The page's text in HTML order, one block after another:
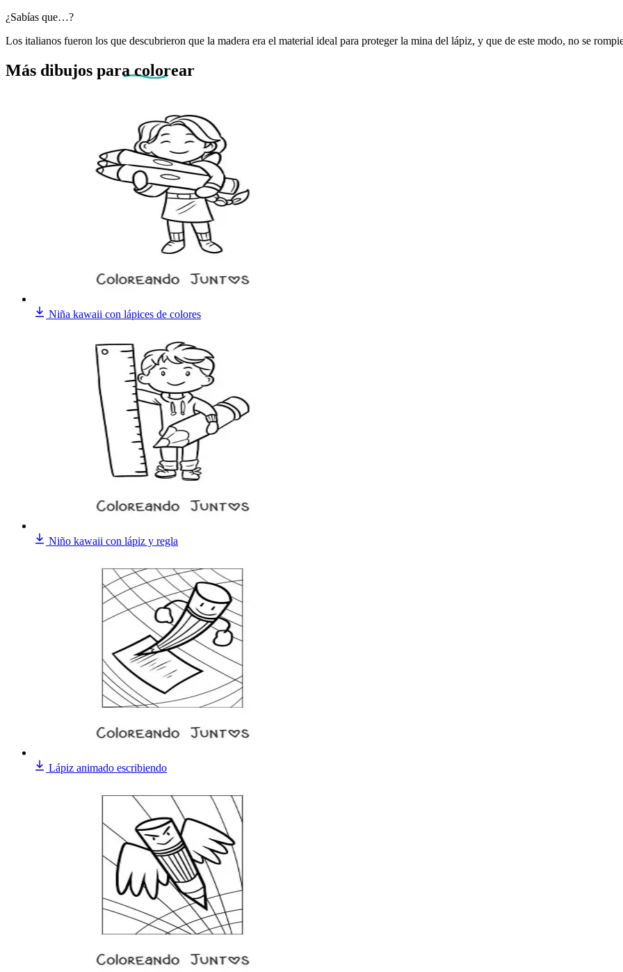
¿Sabías que…?
Los italianos fueron los que descubrieron que la madera era el material ideal para proteger la mina del lápiz, y que de este modo, no se
Más dibujos para colorear
Niña kawaii con lápices de colores
Niño kawaii con lápiz y regla
Lápiz animado escribiendo